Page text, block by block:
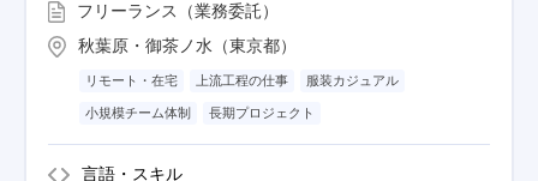
フリーランス（業務委託）
秋葉原・御茶ノ水（東京都）
リモート・在宅 上流工程の仕事 服装カジュアル
小規模チーム体制 長期プロジェクト
言語・スキル